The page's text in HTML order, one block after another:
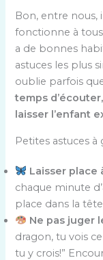
Bon, entre nous,
fonctionne à
a de bonnes
astuces les plus
oublie parfois
temps
laisser l’enfant
Petites astuces
Laisser place
chaque minute
place dans la
Ne pas juger
dragon, tu vois
tu y crois!”